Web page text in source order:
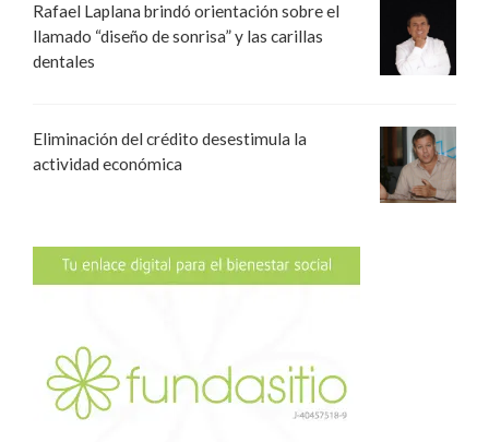
Rafael Laplana brindó orientación sobre el
llamado “diseño de sonrisa” y las carillas
dentales
Eliminación del crédito desestimula la
actividad económica